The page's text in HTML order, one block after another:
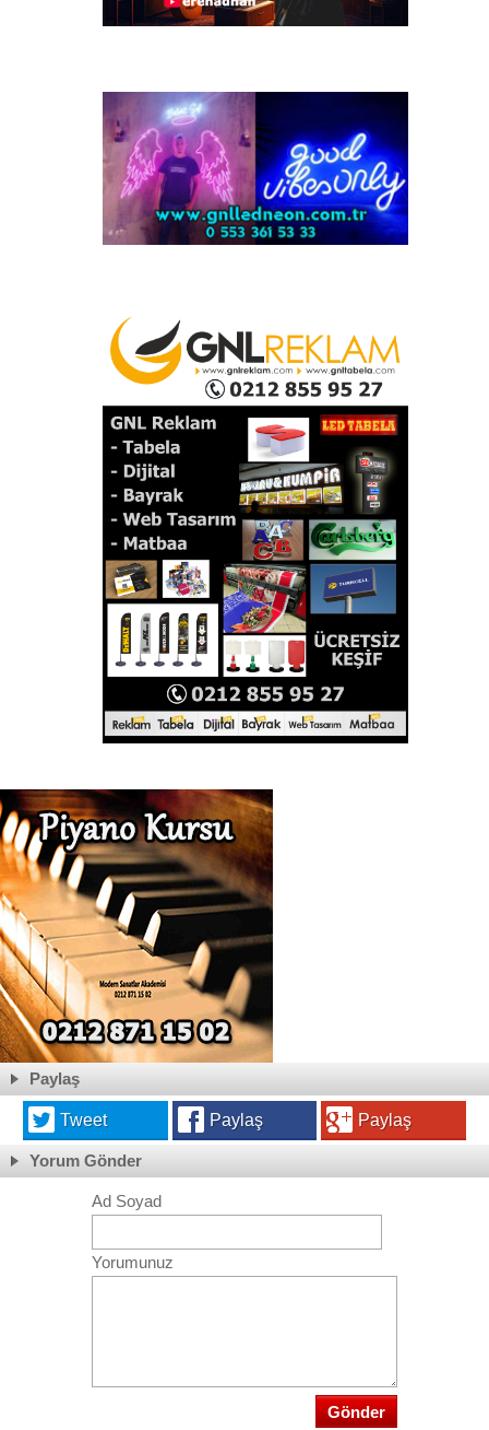
Paylaş
Tweet Paylaş Paylaş
Yorum Gönder
Ad Soyad
Yorumunuz